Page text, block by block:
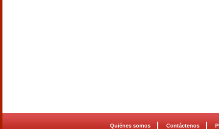
Quiénes somos Contáctenos